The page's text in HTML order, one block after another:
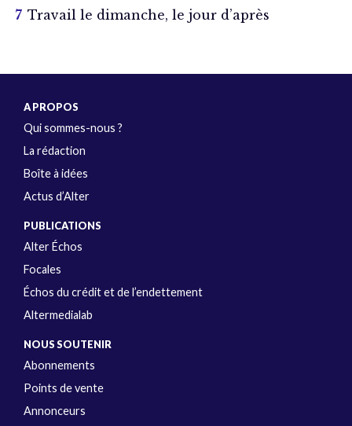
Travail le dimanche, le jour d’après
A PROPOS
Qui sommes-nous ?
La rédaction
Boîte à idées
Actus d’Alter
PUBLICATIONS
Alter Échos
Focales
Échos du crédit et de l’endettement
Altermedialab
NOUS SOUTENIR
Abonnements
Points de vente
Annonceurs